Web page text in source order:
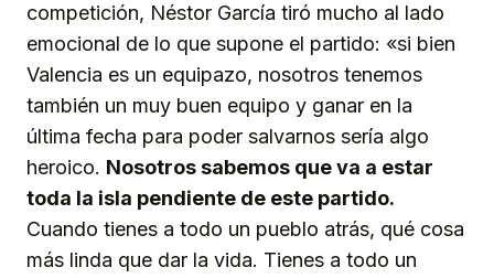
competición, Néstor García tiró mucho al lado
emocional de lo que supone el partido: «si bien
Valencia es un equipazo, nosotros tenemos
también un muy buen equipo y ganar en la
última fecha para poder salvarnos sería algo
heroico. Nosotros sabemos que va a estar
toda la isla pendiente de este partido.
Cuando tienes a todo un pueblo atrás, qué cosa
más linda que dar la vida. Tienes a todo un